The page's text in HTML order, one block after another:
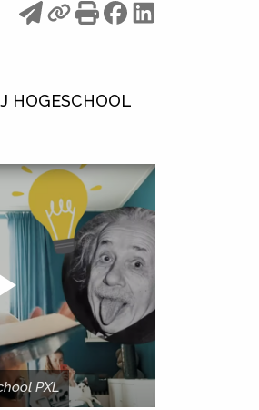
HOGESCHOOL
PXL